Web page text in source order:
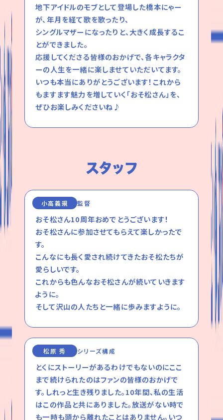
地下アイドルのモブとして登場した橋本にゃー
が、年月を経て歌を歌ったり、
シングルマザーになったりと、大きく成長するこ
とができました。
応援してくださる皆様のおかげで、各キャラクタ
ーの人生を一緒に楽しませていただいてます。
いつも本当にありがとうございます！これから
もますます魅力を増していく「おそ松さん」を、
ぜひお楽しみくださいね♪
小高義規 監督
おそ松さん10周年おめでとうございます！
おそ松さんに参加させてもらえて楽しかったで
す。
こんなにも長く愛され続けてきたおそ松たちが
愛らしいです。
これからも色んなおそ松さんが続いていきます
ように。
そして沢山の人たちと一緒に歩みますように。
松原 秀 シリーズ構成
とくにストーリーがあるわけでもないのにここ
まで続けられたのはファンの皆様のおかげで
す。しれっと生き残りました。10年間、私の生活
はこの作品と共にありました。放送がない時で
も一時も頭から離れたことはありません。いつ